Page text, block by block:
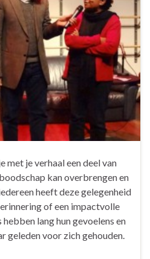
met je verhaal een deel van
kan overbrengen en
heeft deze gelegenheid
of een impactvolle
hebben lang hun gevoelens en
geleden voor zich gehouden.